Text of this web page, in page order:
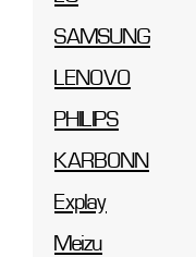
SAMSUNG
LENOVO
PHILIPS
KARBONN
Explay
Meizu